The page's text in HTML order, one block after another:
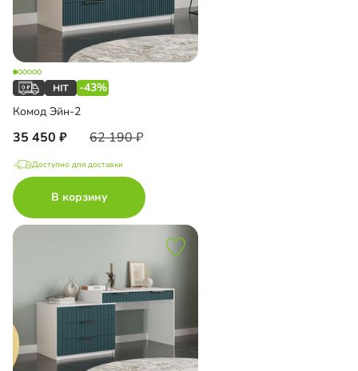
-43%
Комод Эйн-2
35 450 62 190
Доступно для доставки
В корзину